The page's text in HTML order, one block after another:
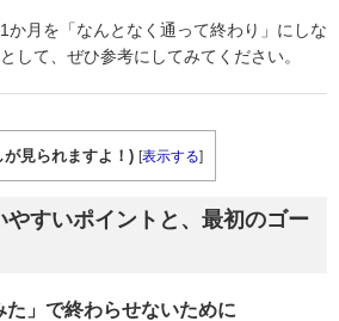
か月を「なんとなく通って終わり」にしな
して、ぜひ参考にしてみてください。
が見られますよ！) [表示する]
やすいポイントと、最初のゴー
た」で終わらせないために